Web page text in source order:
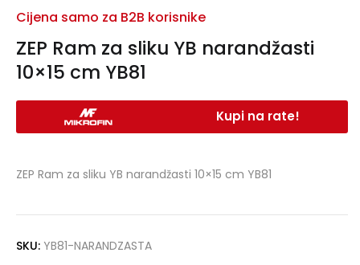
ZEP Ram za sliku YB narandžasti
10×15 cm YB81
Cijena samo za B2B korisnike
Kupi na rate!
ZEP Ram za sliku YB narandžasti 10×15 cm YB81
SKU: YB81-NARANDZASTA